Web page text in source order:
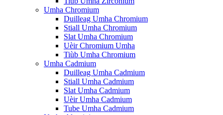
Umha Chromium
Duilleag Umha Chromium
Stiall Umha Chromium
Slat Umha Chromium
Uèir Chromium Umha
Tiùb Umha Chromium
Umha Cadmium
Duilleag Umha Cadmium
Stiall Umha Cadmium
Slat Umha Cadmium
Uèir Umha Cadmium
Tube Umha Cadmium